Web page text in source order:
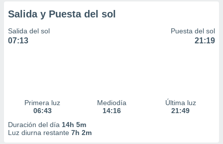
Salida y Puesta del sol
Salida del sol
07:13
Puesta del sol
21:19
Primera luz
06:43
Mediodía
14:16
Última luz
21:49
Duración del día 14h 5m
Luz diurna restante 7h 2m